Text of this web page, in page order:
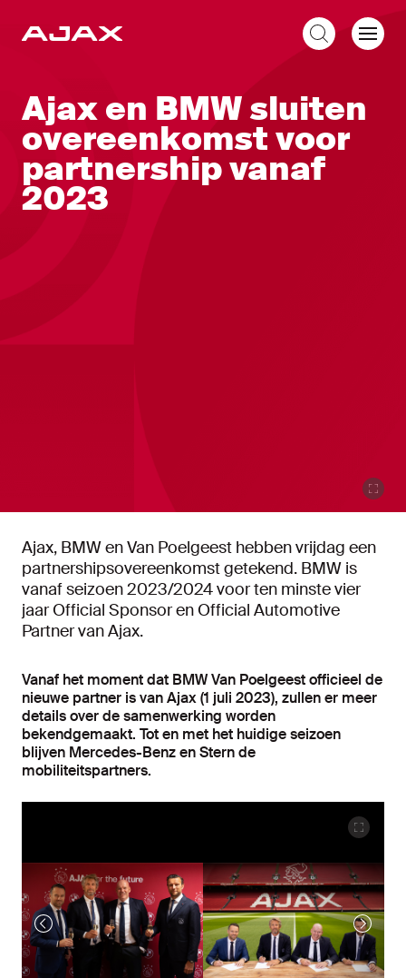
Ajax en BMW sluiten
overeenkomst voor
partnership vanaf
2023
Ajax, BMW en Van Poelgeest hebben vrijdag een
partnershipsovereenkomst getekend. BMW is
vanaf seizoen 2023/2024 voor ten minste vier
jaar Official Sponsor en Official Automotive
Partner van Ajax.
Vanaf het moment dat BMW Van Poelgeest officieel de
nieuwe partner is van Ajax (1 juli 2023), zullen er meer
details over de samenwerking worden
bekendgemaakt. Tot en met het huidige seizoen
blijven Mercedes-Benz en Stern de
mobiliteitspartners.